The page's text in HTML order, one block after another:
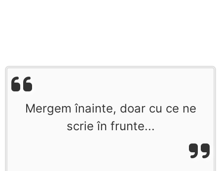
Mergem înainte, doar cu ce ne
scrie în frunte...